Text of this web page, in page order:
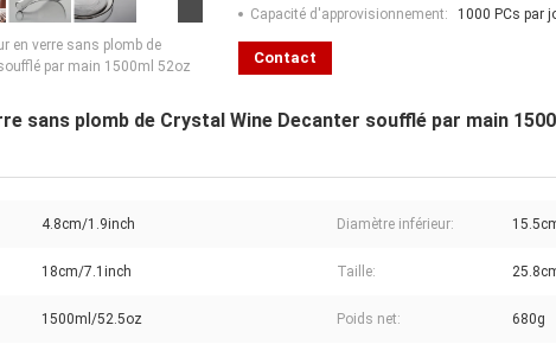
en verre sans plomb de
par main 1500ml 52oz
Capacité d'approvisionnement:
1000 PCs par
Contact
sans plomb de Crystal Wine Decanter soufflé par main
4.8cm/1.9inch Diamètre inférieur:
18cm/7.1inch Taille:
1500ml/52.5oz Poids net: 680g